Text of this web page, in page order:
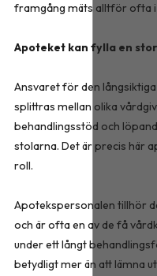
framgång mäts alltför ofta i
Apoteket kan fylla en
Ansvaret för den
splittras mellan olika
behandlingsstöd och
stolarna. Det är precis här
roll.
Apotekspersonalen tillhör
och är ofta en av de få
under ett långt
betydligt mer än att lämna